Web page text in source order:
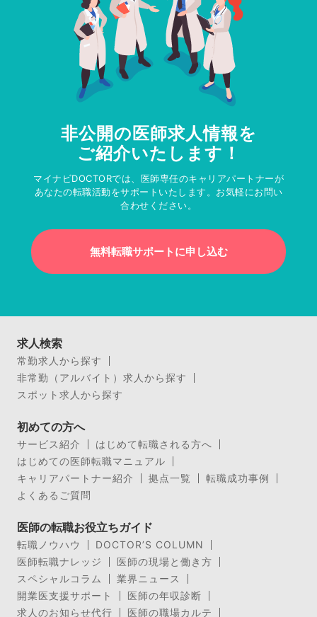
非公開の医師求人情報を
ご紹介いたします！
マイナビDOCTORでは、医師専任のキャリアパートナーが
あなたの転職活動をサポートいたします。お気軽にお問い
合わせください。
無料転職サポートに申し込む
求人検索
常勤求人から探す
非常勤（アルバイト）求人から探す
スポット求人から探す
初めての方へ
サービス紹介
はじめて転職される方へ
はじめての医師転職マニュアル
キャリアパートナー紹介
拠点一覧
転職成功事例
よくあるご質問
医師の転職お役立ちガイド
転職ノウハウ
DOCTOR’S COLUMN
医師転職ナレッジ
医師の現場と働き方
スペシャルコラム
業界ニュース
開業医支援サポート
医師の年収診断
求人のお知らせ代行
医師の職場カルテ